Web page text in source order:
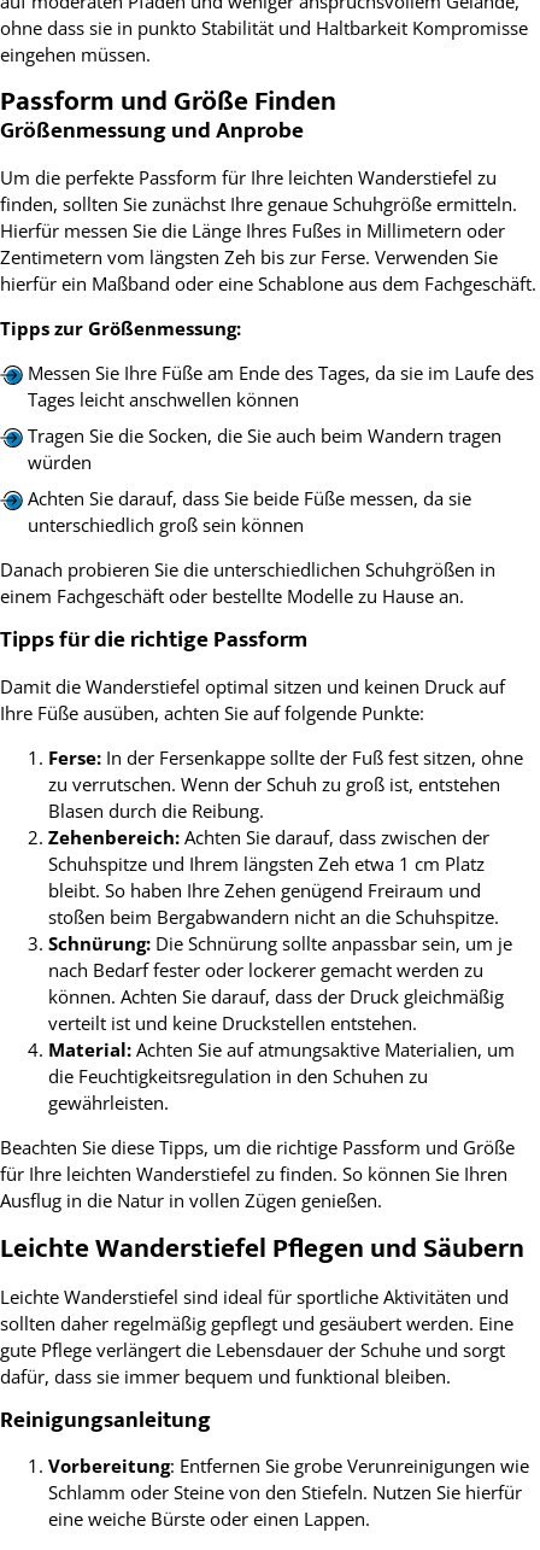
ohne dass sie in punkto Stabilität und Haltbarkeit Kompromisse
eingehen müssen.
Passform und Größe Finden
Größenmessung und Anprobe
Um die perfekte Passform für Ihre leichten Wanderstiefel zu
finden, sollten Sie zunächst Ihre genaue Schuhgröße ermitteln.
Hierfür messen Sie die Länge Ihres Fußes in Millimetern oder
Zentimetern vom längsten Zeh bis zur Ferse. Verwenden Sie
hierfür ein Maßband oder eine Schablone aus dem Fachgeschäft.
Tipps zur Größenmessung:
Messen Sie Ihre Füße am Ende des Tages, da sie im Laufe des
Tages leicht anschwellen können
Tragen Sie die Socken, die Sie auch beim Wandern tragen
würden
Achten Sie darauf, dass Sie beide Füße messen, da sie
unterschiedlich groß sein können
Danach probieren Sie die unterschiedlichen Schuhgrößen in
einem Fachgeschäft oder bestellte Modelle zu Hause an.
Tipps für die richtige Passform
Damit die Wanderstiefel optimal sitzen und keinen Druck auf
Ihre Füße ausüben, achten Sie auf folgende Punkte:
Ferse: In der Fersenkappe sollte der Fuß fest sitzen, ohne
zu verrutschen. Wenn der Schuh zu groß ist, entstehen
Blasen durch die Reibung.
Zehenbereich: Achten Sie darauf, dass zwischen der
Schuhspitze und Ihrem längsten Zeh etwa 1 cm Platz
bleibt. So haben Ihre Zehen genügend Freiraum und
stoßen beim Bergabwandern nicht an die Schuhspitze.
Schnürung: Die Schnürung sollte anpassbar sein, um je
nach Bedarf fester oder lockerer gemacht werden zu
können. Achten Sie darauf, dass der Druck gleichmäßig
verteilt ist und keine Druckstellen entstehen.
Material: Achten Sie auf atmungsaktive Materialien, um
die Feuchtigkeitsregulation in den Schuhen zu
gewährleisten.
Beachten Sie diese Tipps, um die richtige Passform und Größe
für Ihre leichten Wanderstiefel zu finden. So können Sie Ihren
Ausflug in die Natur in vollen Zügen genießen.
Leichte Wanderstiefel Pflegen und Säubern
Leichte Wanderstiefel sind ideal für sportliche Aktivitäten und
sollten daher regelmäßig gepflegt und gesäubert werden. Eine
gute Pflege verlängert die Lebensdauer der Schuhe und sorgt
dafür, dass sie immer bequem und funktional bleiben.
Reinigungsanleitung
Vorbereitung: Entfernen Sie grobe Verunreinigungen wie
Schlamm oder Steine von den Stiefeln. Nutzen Sie hierfür
eine weiche Bürste oder einen Lappen.